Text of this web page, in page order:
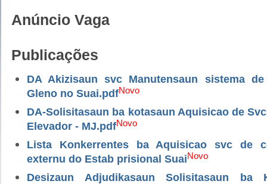
Anúncio Vaga
Publicações
DA Akizisaun svc Manutensaun sistema
Gleno no Suai.pdfNovo
DA-Solisitasaun ba kotasaun Aquisicao de
Elevador - MJ.pdfNovo
Lista Konkerrentes ba Aquisicao svc de
externu do Estab prisional SuaiNovo
Desizaun Adjudikasaun Solisitasaun ba